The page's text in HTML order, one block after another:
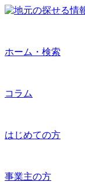
ホーム・検索
コラム
はじめての方
事業主の方